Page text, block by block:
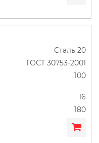
Сталь 20
ГОСТ 30753-2001
100
16
180